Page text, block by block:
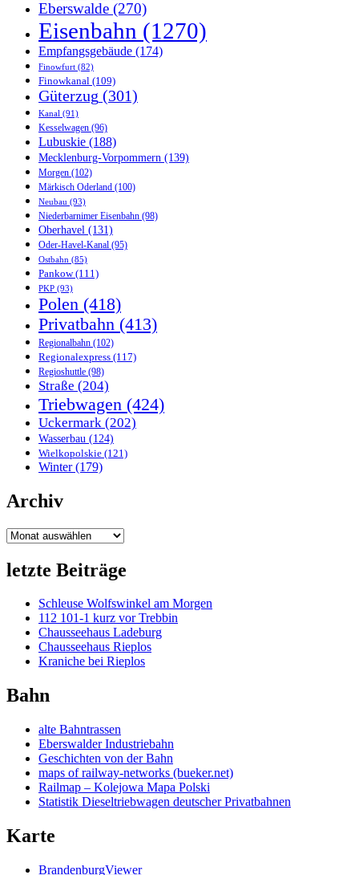
Eberswalde (270)
Eisenbahn (1270)
Empfangsgebäude (174)
Finowfurt (82)
Finowkanal (109)
Güterzug (301)
Kanal (91)
Kesselwagen (96)
Lubuskie (188)
Mecklenburg-Vorpommern (139)
Morgen (102)
Märkisch Oderland (100)
Neubau (93)
Niederbarnimer Eisenbahn (98)
Oberhavel (131)
Oder-Havel-Kanal (95)
Ostbahn (85)
Pankow(111)
PKP (93)
Polen (418)
Privatbahn (413)
Regionalbahn (102)
Regionalexpress (117)
Regioshuttle (98)
Straße (204)
Triebwagen (424)
Uckermark (202)
Wasserbau (124)
Wielkopolskie (121)
Winter(179)
Archiv
Archiv
letzte Beiträge
Schleuse Wolfswinkel am Morgen
112 101-1 kurz vor Trebbin
Chausseehaus Ladeburg
Chausseehaus Rieplos
Kraniche bei Rieplos
Bahn
alte Bahntrassen
Eberswalder Industriebahn
Geschichten von der Bahn
maps of railway-networks (bueker.net)
Railmap – Kolejowa Mapa Polski
Statistik Dieseltriebwagen deutscher Privatbahnen
Karte
BrandenburgViewer